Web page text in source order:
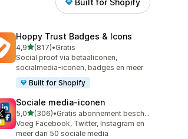
Built for Shopify
Hoppy Trust Badges & Icons
4,9van 5 sterren
(817)
817 recensies in totaal
•Gratis
Social proof via betaaliconen,
socialmedia-iconen, badges en meer
Built for Shopify
Sociale media‑iconen
5,0van 5 sterren
(306)
306 recensies in totaal
•
Gratis abonnement beschikbaar
Voeg Facebook, Twitter, Instagram en
meer dan 50 sociale media